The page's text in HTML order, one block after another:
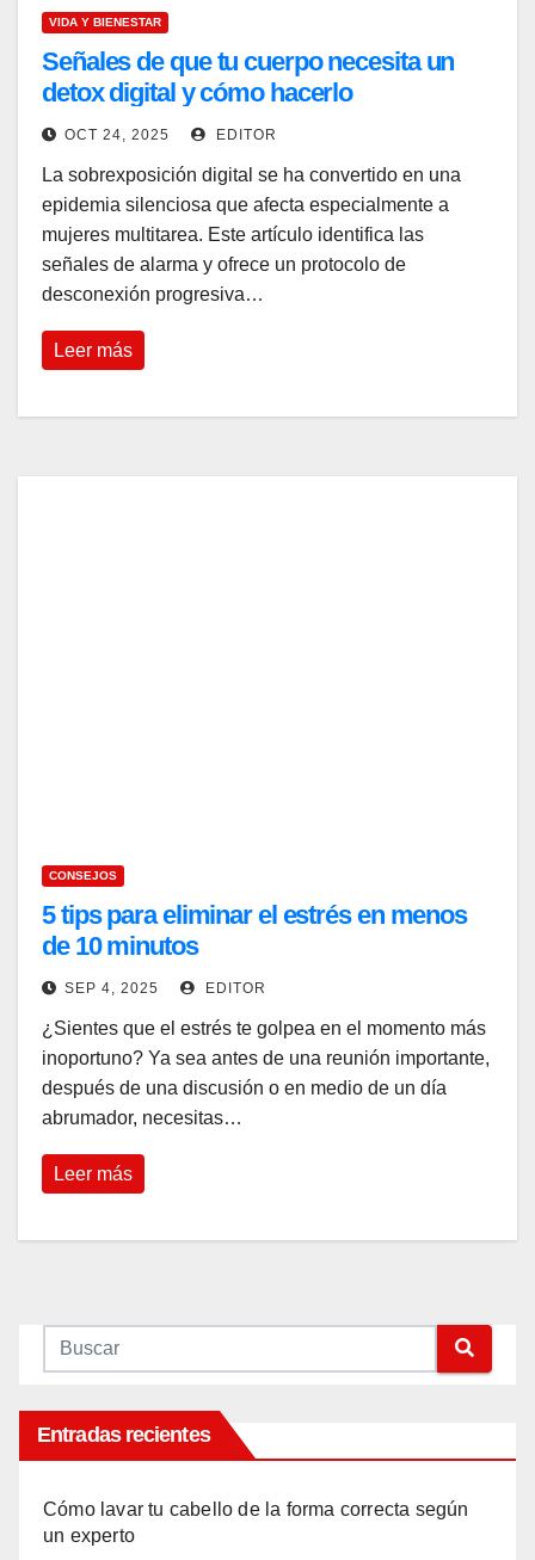
VIDA Y BIENESTAR
Señales de que tu cuerpo necesita un
detox digital y cómo hacerlo
OCT 24, 2025 EDITOR
La sobrexposición digital se ha convertido en una
epidemia silenciosa que afecta especialmente a
mujeres multitarea. Este artículo identifica las
señales de alarma y ofrece un protocolo de
desconexión progresiva…
Leer más
CONSEJOS
5 tips para eliminar el estrés en menos
de 10 minutos
SEP 4, 2025 EDITOR
¿Sientes que el estrés te golpea en el momento más
inoportuno? Ya sea antes de una reunión importante,
después de una discusión o en medio de un día
abrumador, necesitas…
Leer más
Entradas recientes
Cómo lavar tu cabello de la forma correcta según
un experto